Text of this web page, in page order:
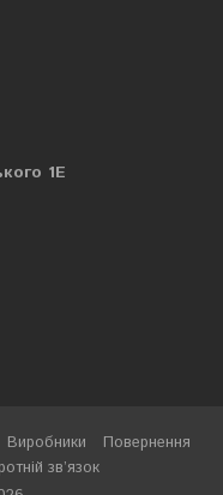
1Е
Виробники
Повернення
зв’язок